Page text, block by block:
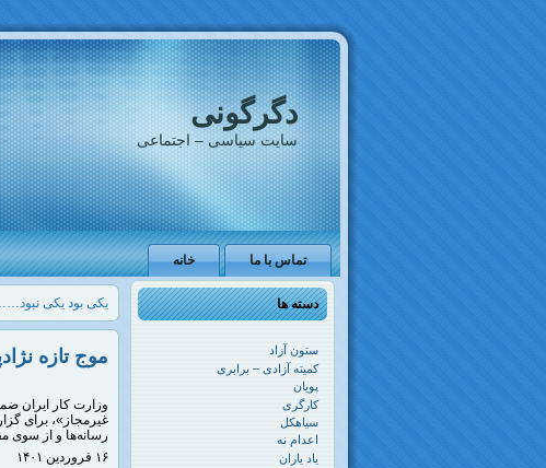
دگرگونی
سایت سیاسی – اجتماعی
خانه تماس با ما
یکی بود یکی
موج تازه
وزارت کار ایران
غیرمجاز»، برای
رسانه‌ها و از سوی
۱۶ فروردین ۱۴۰۱
دسته ها
ستون آزاد
کمیته آزادی – برابری
پویان
کارگری
سیاهکل
اعدام نه
یاد یاران